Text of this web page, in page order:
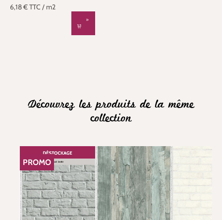
6,18 €TTC / m2
Découvrez les produits de la même
collection
RÉDUCTION
PROMO